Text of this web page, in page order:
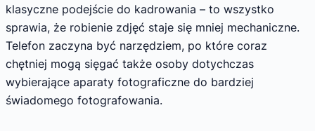
klasyczne podejście do kadrowania – to wszystko
sprawia, że robienie zdjęć staje się mniej mechaniczne.
Telefon zaczyna być narzędziem, po które coraz
chętniej mogą sięgać także osoby dotychczas
wybierające aparaty fotograficzne do bardziej
świadomego fotografowania.